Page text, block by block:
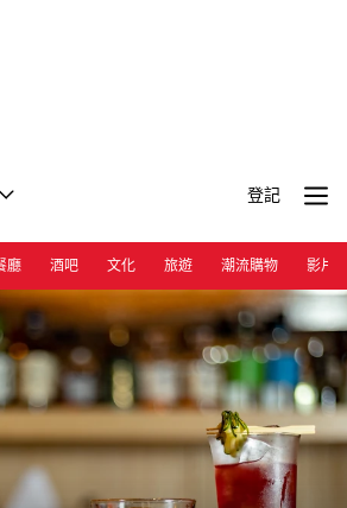
登記
廳 酒吧 文化 旅遊 潮流購物 影片